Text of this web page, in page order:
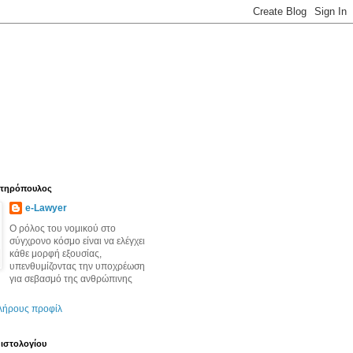
e-Lawyer
O ρόλος του νομικού στο
σύγχρονο κόσμο είναι να ελέγχει
κάθε μορφή εξουσίας,
υπενθυμίζοντας την υποχρέωση
για σεβασμό της ανθρώπινης
προφίλ